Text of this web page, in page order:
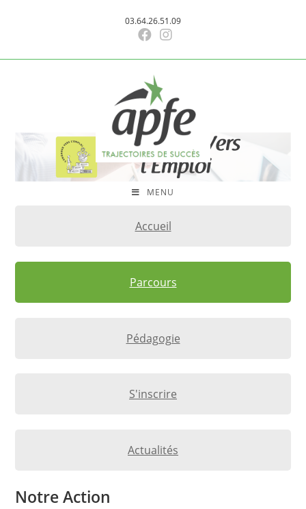
03.64.26.51.09
MENU
Accueil
Parcours
Pédagogie
S'inscrire
Actualités
Notre Action